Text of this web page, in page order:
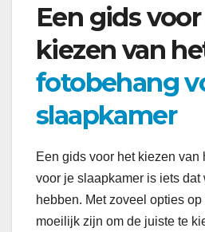
Een gids
kiezen van
fotobehang
slaapkamer
Een gids voor het kiezen van
voor je slaapkamer is iets
hebben. Met zoveel opties
moeilijk zijn om de juiste te